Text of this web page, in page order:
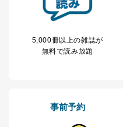
5,000冊以上の雑誌が
無料で読み放題
事前予約